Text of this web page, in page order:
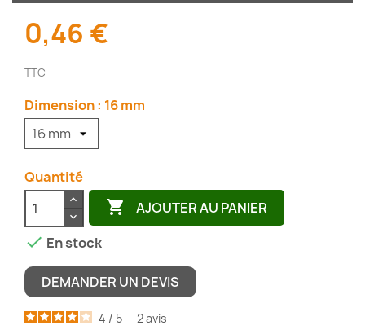
0,46 €
TTC
Dimension : 16 mm
Quantité
 AJOUTER AU PANIER
 En stock
DEMANDER UN DEVIS
4 / 5 - 2avis